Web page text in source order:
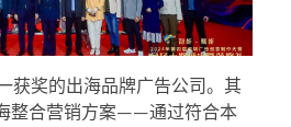
获奖的出海品牌广告公司。其
整合营销方案——通过符合本